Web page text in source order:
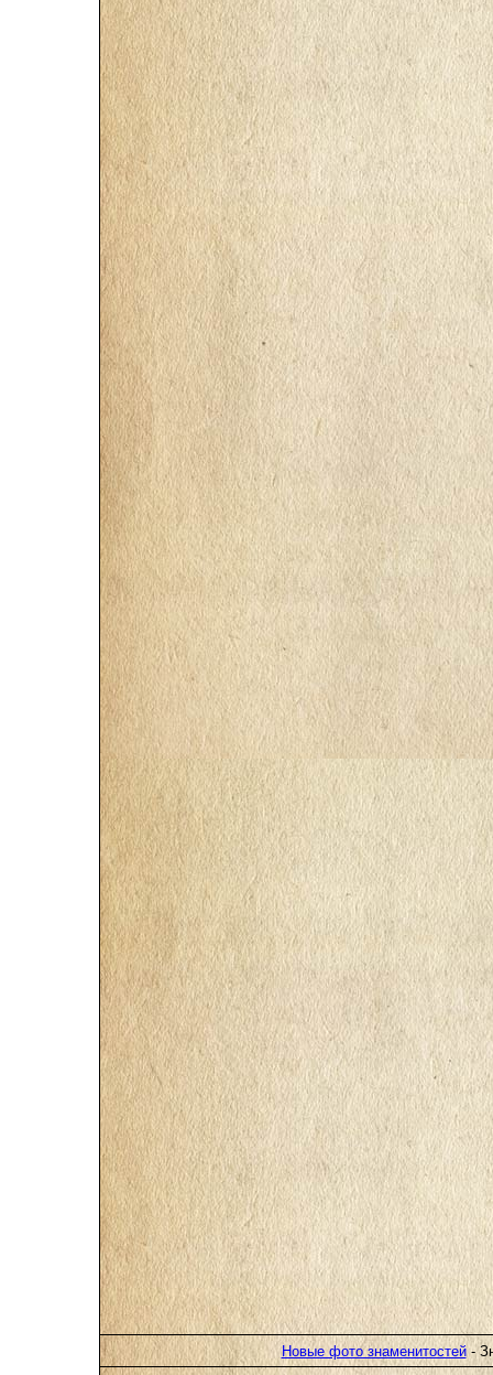
Новые фото знаменитостей-